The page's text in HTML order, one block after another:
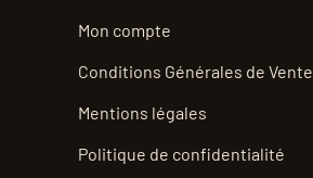
Mon compte
Conditions Générales de Vente
Mentions légales
Politique de confidentialité